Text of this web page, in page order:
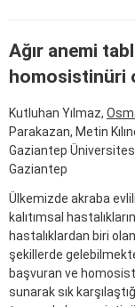
Ağır anemi
homosistinüri
Kutluhan Yılmaz,
Parakazan, Metin
Gaziantep
Gaziantep
Ülkemizde akraba
kalıtımsal
hastalıklardan biri
şekillerde
başvuran ve
sunarak sık